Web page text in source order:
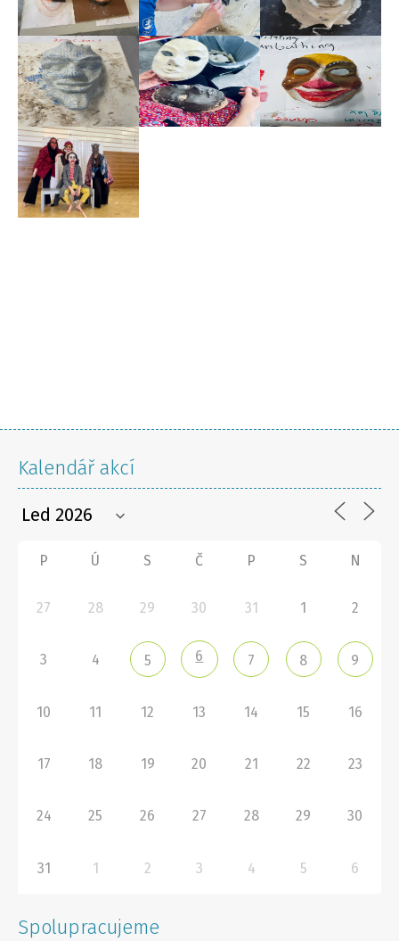
Kalendář akcí
P Ú S Č P S N
27 28 29 30 31 1 2
3 4 5 6 7 8 9
10 11 12 13 14 15 16
17 18 19 20 21 22 23
24 25 26 27 28 29 30
31 1 2 3 4 5 6
Spolupracujeme